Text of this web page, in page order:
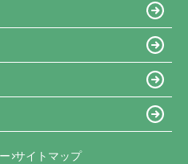
サイトマップ